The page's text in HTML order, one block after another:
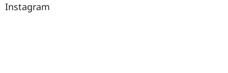
Instagram